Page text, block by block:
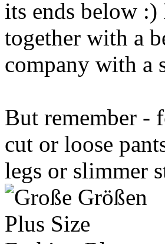
its ends below
together with a
company with a
But remember -
cut or loose
legs or slimmer